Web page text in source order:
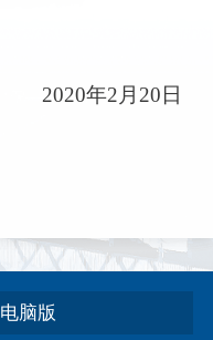
2020年2月20日
电脑版